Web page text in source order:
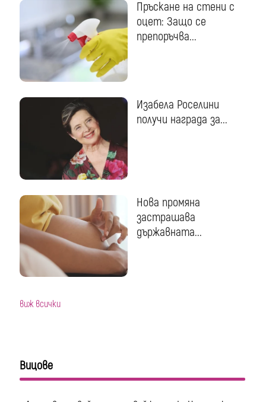
Пръскане на стени с
оцет: Защо се
препоръчва...
Изабела Роселини
получи награда за...
Нова промяна
застрашава
държавната...
виж всички
Вицове